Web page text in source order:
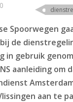
Spoorwegen
de
in gebruik
aanleiding om
aan te